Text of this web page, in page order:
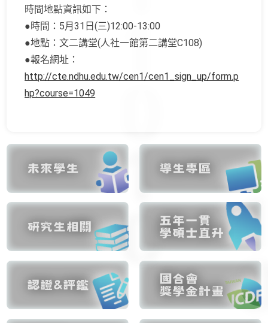
時間地點資訊如下：
●時間：5月31日(三)12:00-13:00
●地點：文二講堂(人社一館第二講堂C108)
●報名網址：
http://cte.ndhu.edu.tw/cen1/cen1_sign_up/form.p
hp?course=1049